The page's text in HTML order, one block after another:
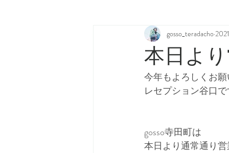
本日よ
gosso_teradacho
今年もよろしくお
レセプション谷口で
gosso寺田町は
本日より通常通り